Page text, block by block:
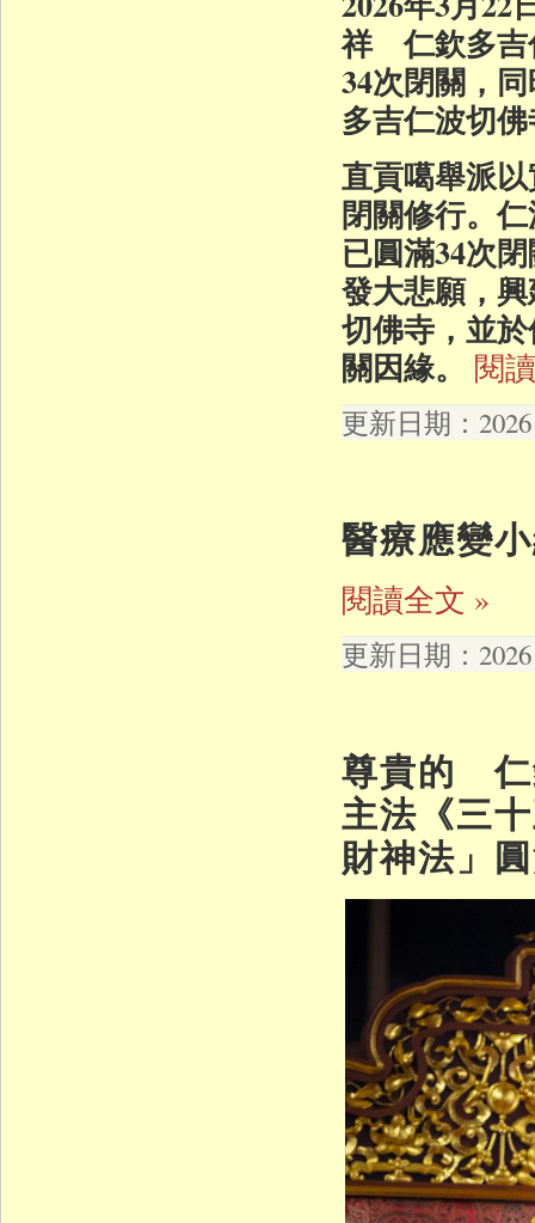
祥 仁欽多吉
34次閉關，
多吉仁波切
直貢噶舉派
閉關修行。
已圓滿34次
發大悲願，
切佛寺，並
關因緣。
閱
更新日期：
醫療應變
閱讀全文 »
更新日期：
尊貴的 仁
主法《三
財神法」